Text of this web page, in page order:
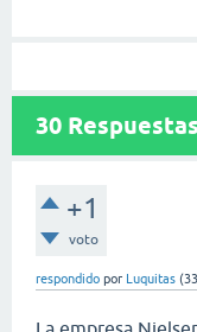
30 Respuestas
+1
voto
respondido por Luquitas (